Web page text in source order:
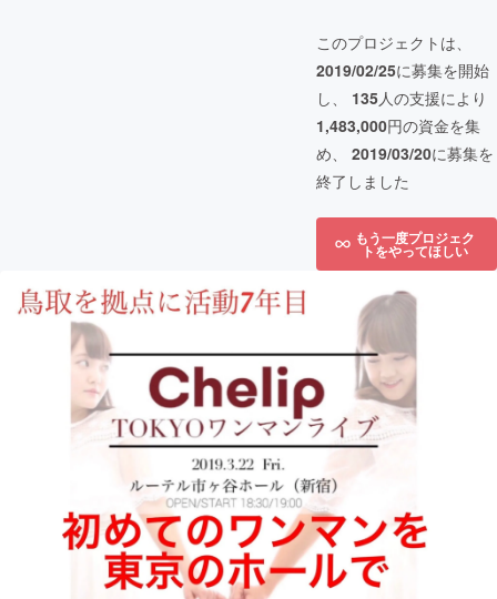
このプロジェクトは、
2019/02/25に募集を開始
し、 135人の支援により
1,483,000円の資金を集
め、 2019/03/20に募集を
終了しました
もう一度プロジェク
トをやってほしい